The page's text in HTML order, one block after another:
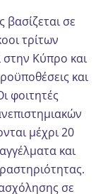
σε
τρίτων
Κύπρο και
και
φοιτητές
μέχρι 20
και
σε